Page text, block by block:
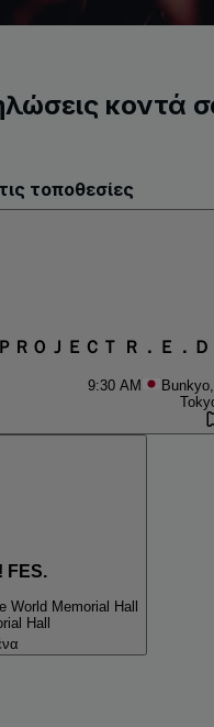
κοντά
τοποθεσίες
ＲＯＪＥＣＴ Ｒ．Ｅ．
9:30 AM
FES.
World Memorial Hall
Hall